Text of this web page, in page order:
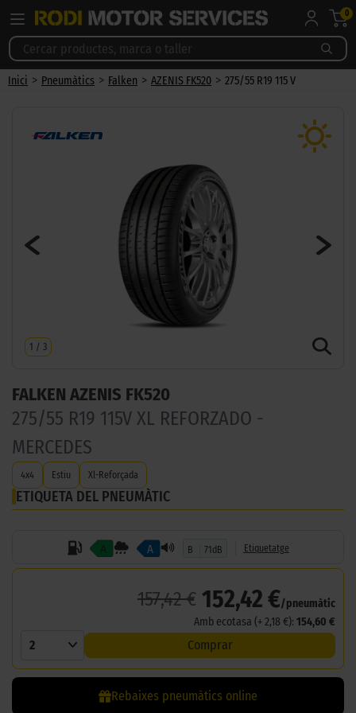
0
Inici > Pneumàtics > Falken > AZENIS FK520 > 275/55 R19 115 V
1 / 3
FALKEN AZENIS FK520
275/55 R19 115V XL REFORZADO -
MERCEDES
4x4 Estiu Xl-Reforçada
ETIQUETA DEL PNEUMÀTIC
A A B 71dB Etiquetatge
157,42 € 152,42 €/pneumàtic
Amb ecotasa (+ 2,18 €): 154,60 €
2 Comprar
Rebaixes pneumàtics online